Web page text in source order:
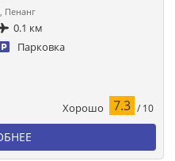
Пенанг
0.1 км
Парковка
Хорошо 7.3 / 10